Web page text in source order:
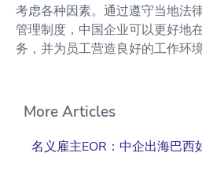
考虑各种因素。通过遵守当地法
管理制度，中国企业可以更好地
务，并为员工营造良好的工作环
More Articles
名义雇主EOR：中企出海巴西